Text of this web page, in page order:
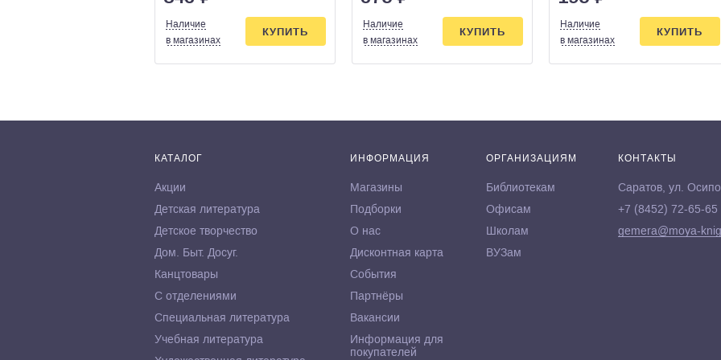
Наличие
в магазинах
КУПИТЬ
Наличие
в магазинах
КУПИТЬ
Наличие
в магазинах
КУПИТЬ
КАТАЛОГ
Акции
Детская литература
Детское творчество
Дом. Быт. Досуг.
Канцтовары
С отделениями
Специальная литература
Учебная литература
ИНФОРМАЦИЯ
Магазины
Подборки
О нас
Дисконтная карта
События
Партнёры
Вакансии
Информация для
покупателей
ОРГАНИЗАЦИЯМ
Библиотекам
Офисам
Школам
ВУЗам
КОНТАКТЫ
Саратов, ул.
+7 (8452) 72-65-65
gemera@moya-